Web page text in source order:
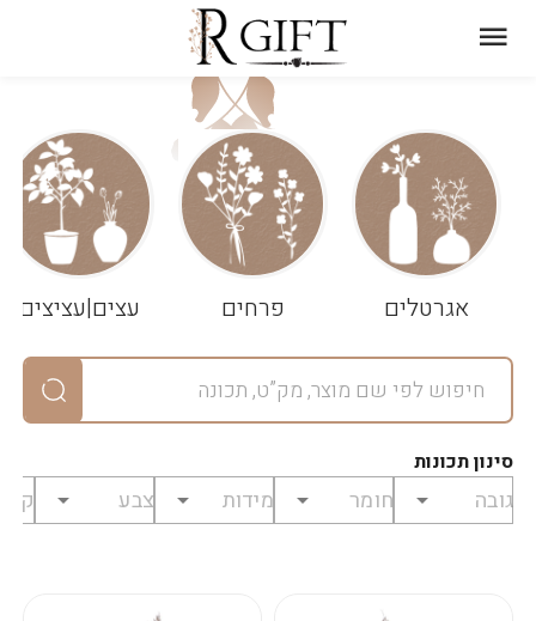
אגרטלים פרחים עצים|עציצים
סינון תכונות
עגלת
שלך
ניקוי
הסל
במארז
מחיר
לפני
₪0